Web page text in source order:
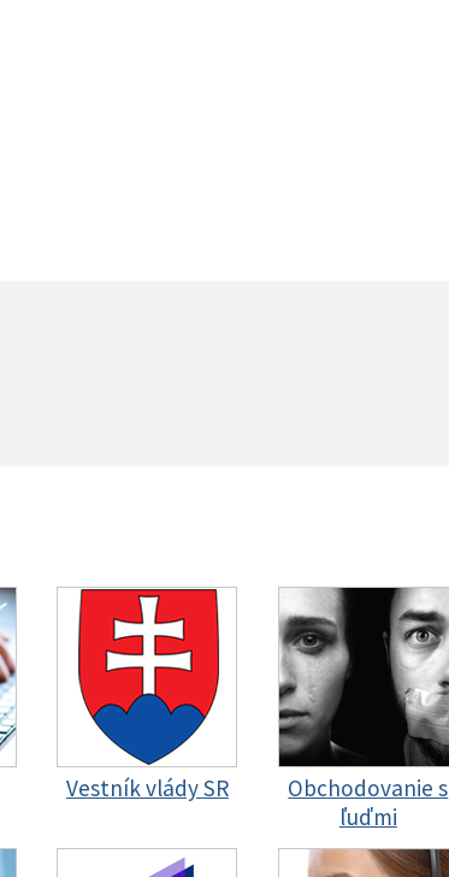
Vestník vlády SR
Obchodovanie s
ľuďmi